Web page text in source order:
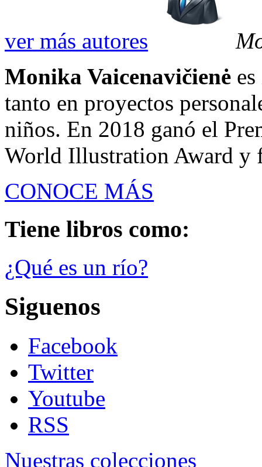
ver más autores
Monika Vaicenavičienė
tanto en proyectos
niños. En 2018 ganó el
World Illustration Award y
CONOCE MÁS
Tiene libros como:
¿Qué es un río?
Siguenos
Facebook
Twitter
Youtube
RSS
Nuestras colecciones